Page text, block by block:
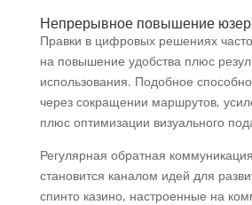
Непрерывное повышение
Правки в цифровых решениях
на повышение удобства плюс
использования. Подобное
через сокращении маршрутов,
плюс оптимизации визуального
Регулярная обратная
становится каналом идей для
спинто казино, настроенные на